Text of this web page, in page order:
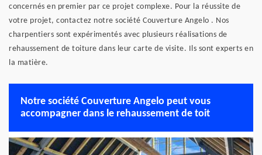
concernés en premier par ce projet complexe. Pour la réussite de
votre projet, contactez notre société Couverture Angelo . Nos
charpentiers sont expérimentés avec plusieurs réalisations de
rehaussement de toiture dans leur carte de visite. Ils sont experts en
la matière.
Notre société Couverture Angelo peut vous
accompagner dans le rehaussement de toit